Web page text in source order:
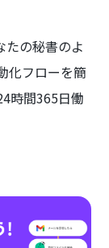
たの秘書のよ
化フローを簡
時間365日働